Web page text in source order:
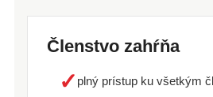
Členstvo zahŕňa
✓ plný prístup ku všetkým